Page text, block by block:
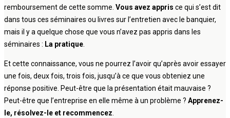
remboursement de cette somme. Vous avez appris ce qui s’est dit
dans tous ces séminaires ou livres sur l’entretien avec le banquier,
mais il y a quelque chose que vous n’avez pas appris dans les
séminaires : La pratique.
Et cette connaissance, vous ne pourrez l’avoir qu’après avoir essayer
une fois, deux fois, trois fois, jusqu’à ce que vous obteniez une
réponse positive. Peut-être que la présentation était mauvaise ?
Peut-être que l’entreprise en elle même à un problème ? Apprenez-
le, résolvez-le et recommencez.